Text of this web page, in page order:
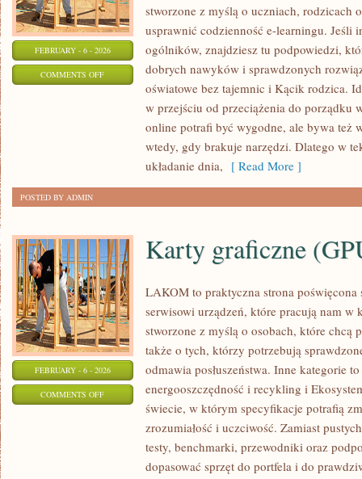
FEBRUARY - 6 - 2026
COMMENTS OFFON
stworzone z myślą o uczniach, rodzicach
usprawnić codzienność e-learningu. Jeśli
ogólników, znajdziesz tu podpowiedzi,
dobrych nawyków i sprawdzonych
oświatowe bez tajemnic i Kącik rodzica.
w przejściu od przeciążenia do porządku
online potrafi być wygodne, ale bywa też
wtedy, gdy brakuje narzędzi. Dlatego w
układanie dnia, [ Read More ]
POSTED BY ADMIN
FEBRUARY - 6 - 2026
COMMENTS OFFON
GRAFICZNE
Karty graficzne
LAKOM to praktyczna strona
serwisowi urządzeń, które pracują nam w
stworzone z myślą o osobach, które chcą
także o tych, którzy potrzebują
odmawia posłuszeństwa. Inne kategorie
energooszczędność i recykling i
świecie, w którym specyfikacje potrafią
zrozumiałość i uczciwość. Zamiast
testy, benchmarki, przewodniki oraz
dopasować sprzęt do portfela i do